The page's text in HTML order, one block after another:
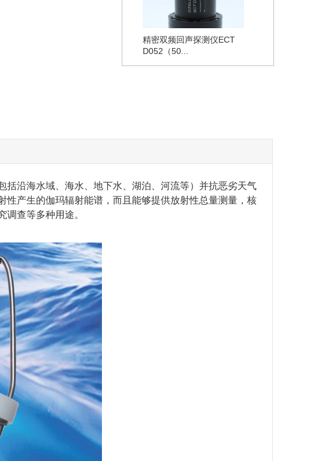
精密双频回声探测仪ECT
D052（50...
沿海水域、海水、地下水、湖泊、河流等）并抗恶劣天气
产生的伽玛辐射能谱，而且能够提供放射性总量测量，核
查等多种用途。